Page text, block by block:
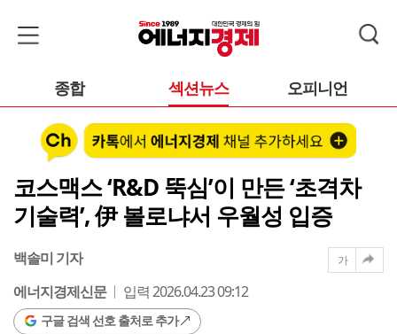
종합 섹션뉴스 오피니언
코스맥스 ‘R&D 뚝심’이 만든 ‘초격차
기술력’, 伊 볼로냐서 우월성 입증
백솔미 기자
에너지경제신문
입력 2026.04.23 09:12
구글 검색 선호 출처로 추가
가